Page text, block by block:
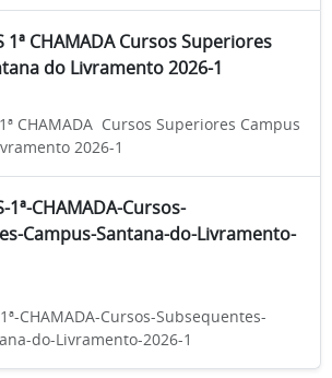
1ª CHAMADA Cursos Superiores
do Livramento 2026-1
1ª CHAMADA Cursos Superiores Campus
2026-1
1ª-CHAMADA-Cursos-
Campus-Santana-do-Livramento-
CHAMADA-Cursos-Subsequentes-
do-Livramento-2026-1